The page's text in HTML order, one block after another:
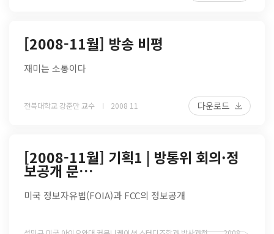
[2008-11월] 방송 비평
재미는 소통이다
전북대학교 강준만 교수 2008 11 다운로드
[2008-11월] 기획1 | 방통위 회의·정
보공개 문…
미국 정보자유법(FOIA)과 FCC의 정보공개